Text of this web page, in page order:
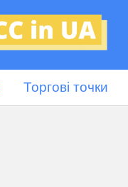
Торгові точки